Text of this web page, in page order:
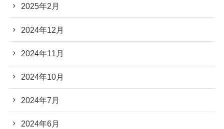
2025年2月
2024年12月
2024年11月
2024年10月
2024年7月
2024年6月